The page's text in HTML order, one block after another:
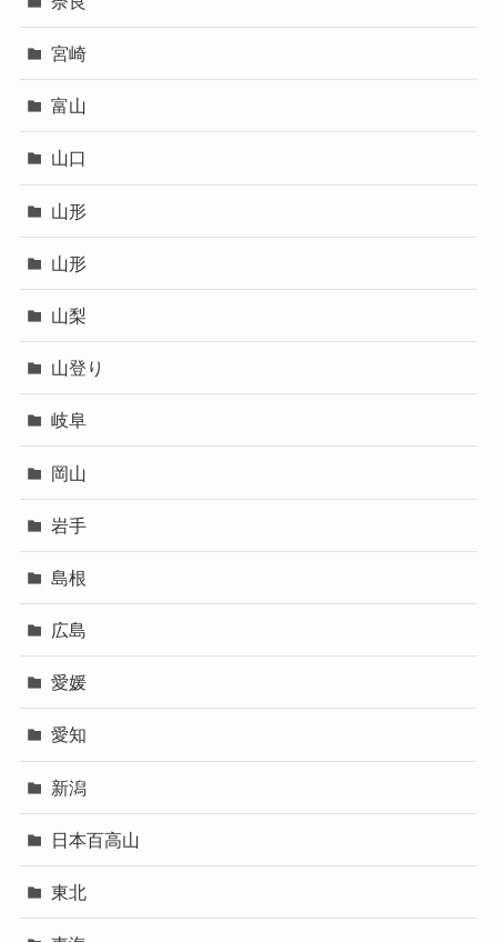
宮崎
富山
山口
山形
山形
山梨
山登り
岐阜
岡山
岩手
島根
広島
愛媛
愛知
新潟
日本百高山
東北